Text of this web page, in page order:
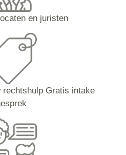
en juristen
rechtshulp Gratis intake